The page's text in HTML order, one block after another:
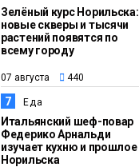
Зелёный курс Норильска:
новые скверы и тысячи
растений появятся по
всему городу
07 августа 440
7 Еда
Итальянский шеф-повар
Федерико Арнальди
изучает кухню и прошлое
Норильска